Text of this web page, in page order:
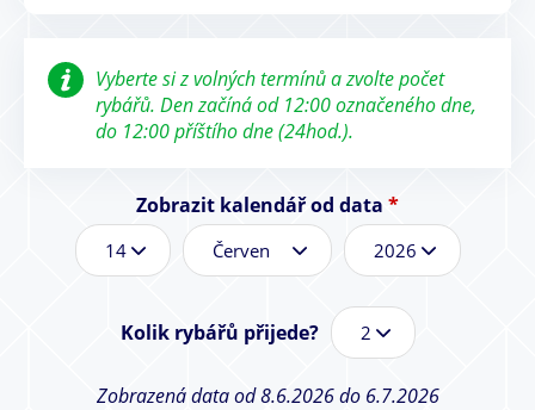
Vyberte si z volných termínů a zvolte počet
rybářů. Den začíná od 12:00 označeného dne,
do 12:00 příštího dne (24hod.).
Zobrazit kalendář od data *
e
ě
c
o
*
Kolik rybářů přijede?
Zobrazená data od 8.6.2026 do 6.7.2026